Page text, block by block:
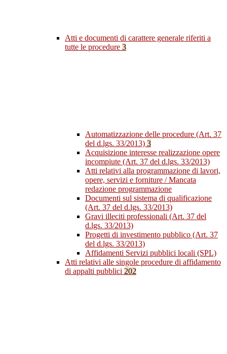
Atti e documenti di carattere generale riferiti a
tutte le procedure 3
Automatizzazione delle procedure (Art. 37
del d.lgs. 33/2013) 3
Acquisizione interesse realizzazione opere
incompiute (Art. 37 del d.lgs. 33/2013)
Atti relativi alla programmazione di lavori,
opere, servizi e forniture / Mancata
redazione programmazione
Documenti sul sistema di qualificazione
(Art. 37 del d.lgs. 33/2013)
Gravi illeciti professionali (Art. 37 del
d.lgs. 33/2013)
Progetti di investimento pubblico (Art. 37
del d.lgs. 33/2013)
Affidamenti Servizi pubblici locali (SPL)
Atti relativi alle singole procedure di affidamento
di appalti pubblici 202